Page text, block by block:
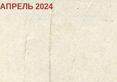
АПРЕЛЬ 2024